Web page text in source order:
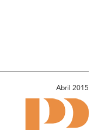
Abril 2015